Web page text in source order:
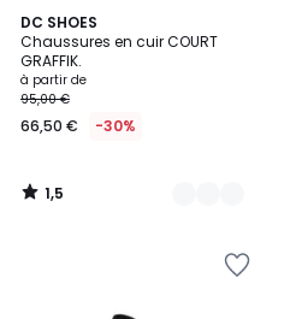
DC SHOES
Chaussures en cuir COURT
GRAFFIK.
à partir de
95,00 €
66,50 € -30%
1,5
/
5
10
Couleurs
1,5
/